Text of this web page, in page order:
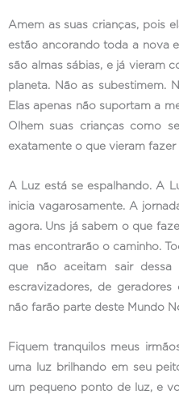
Amem as suas crianças, pois
estão ancorando toda a nova
são almas sábias, e já vieram
planeta. Não as subestimem.
Elas apenas não suportam a
Olhem suas crianças como
exatamente o que vieram fazer
A Luz está se espalhando. A
inicia vagarosamente. A
agora. Uns já sabem o que
mas encontrarão o caminho.
que não aceitam sair dessa
escravizadores, de
não farão parte deste Mundo
Fiquem tranquilos meus
uma luz brilhando em seu
um pequeno ponto de luz, e